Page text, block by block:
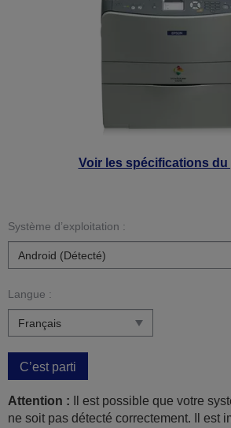
Voir les spécifications
Système d’exploitation :
Langue :
C’est parti
Attention : Il est possible que votre
ne soit pas détecté correctement. Il est